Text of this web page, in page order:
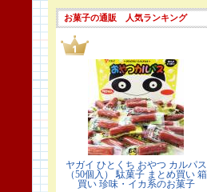
お菓子の通販 人気ランキング
ヤガイ ひとくち おやつ カルパス
（50個入） 駄菓子 まとめ買い 箱
買い 珍味・イカ系のお菓子